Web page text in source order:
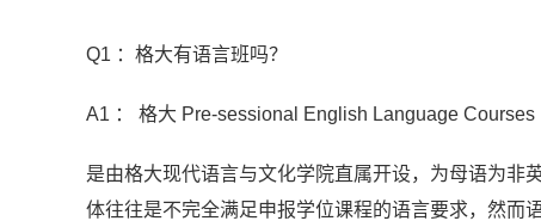
Q1 ：格大有语言班吗？
A1 ： 格大 Pre-sessional English Language Courses
是由格大现代语言与文化学院直属开设，为母语为非
体往往是不完全满足申报学位课程的语言要求，然而